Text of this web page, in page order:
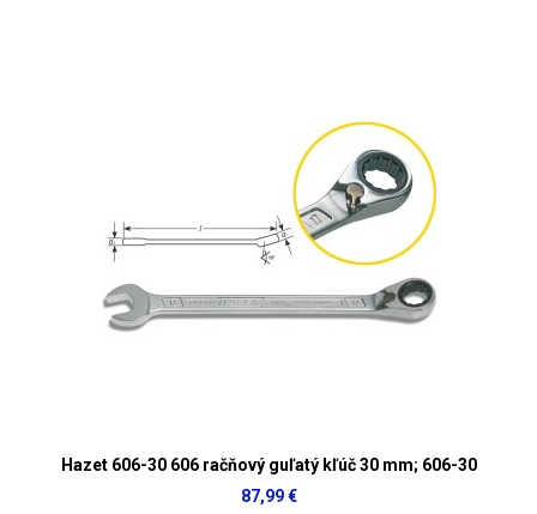
Hazet 606-30 606 račňový guľatý kľúč 30 mm; 606-30
87,99 €